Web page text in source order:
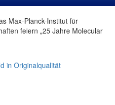
Max-Planck-Institut für
feiern „25 Jahre Molecular
in Originalqualität